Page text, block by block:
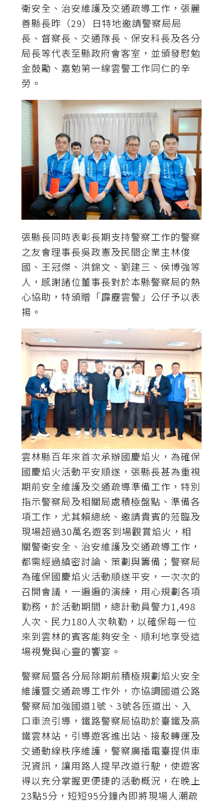
衛安全、治安維護及交通疏導工作，張麗
善縣長昨（29）日特地邀請警察局局
長、督察長、交通隊長、保安科長及各分
局長等代表至縣政府會客室，並頒發慰勉
金鼓勵、嘉勉第一線雲警工作同仁的辛
勞。
張縣長同時表彰長期支持警察工作的警察
之友會理事長吳政憲及民間企業主林俊
國、王冠傑、洪錦文、劉建三、侯博強等
人，感謝諸位董事長對於本縣警察局的熱
心協助，特頒贈「霹靂雲警」公仔予以表
揚。
雲林縣百年來首次承辦國慶焰火，為確保
國慶焰火活動平安順遂，張縣長甚為重視
期前安全維護及交通疏導準備工作，特別
指示警察局及相關局處積極盤點、準備各
項工作，尤其賴總統、邀請貴賓的蒞臨及
現場超過30萬名遊客到場觀賞焰火，相
關警衛安全、治安維護及交通疏導工作，
都需經過縝密討論、策劃與籌備；警察局
為確保國慶焰火活動順遂平安，一次次的
召開會議，一遍遍的演練，用心規劃各項
勤務，於活動期間，總計動員警力1,498
人次、民力180人次執勤，以確保每一位
來到雲林的賓客能夠安全、順利地享受這
場視覺與心靈的饗宴。
警察局暨各分局除期前積極規劃焰火安全
維護暨交通疏導工作外，亦協調國道公路
警察局加強國道1號、3號各匝道出、入
口車流引導，鐵路警察局協助於臺鐵及高
鐵雲林站，引導遊客進出站、接駁轉運及
交通動線秩序維護，警察廣播電臺提供車
況資訊，讓用路人提早改道行駛，使遊客
得以充分掌握更便捷的活動概況，在晚上
23點5分，短短95分鐘內即將現場人潮疏